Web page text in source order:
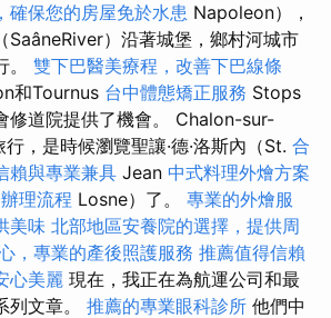
確保您的房屋免於水患 Napoleon），
SaâneRiver）沿著城堡，鄉村河城市
。 雙下巴醫美療程，改善下巴線條
和Tournus 台中體態矯正服務 Stops
修道院提供了機會。 Chalon-sur-
，是時候瀏覽聖讓·德·洛斯內（St. 合
賴與專業兼具 Jean 中式料理外燴方案
理流程 Losne）了。 專業的外燴服
美味 北部地區安養院的選擇，提供周
，專業的產後照護服務 推薦值得信賴
心美麗 現在，我正在為航運公司和最
列文章。 推薦的專業眼科診所 他們中